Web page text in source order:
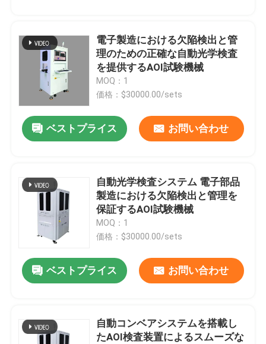
電子製造における欠陥検出と管
理のための正確な自動光学検査
を提供するAOI試験機械
MOQ：1
価格：$30000.00/sets
ベストプライス お問い合わせ
自動光学検査システム 電子部品
製造における欠陥検出と管理を
保証するAOI試験機械
MOQ：1
価格：$30000.00/sets
ベストプライス お問い合わせ
自動コンベアシステムを搭載し
たAOI検査装置によるスムーズな